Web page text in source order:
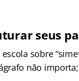
seus
sobre
não